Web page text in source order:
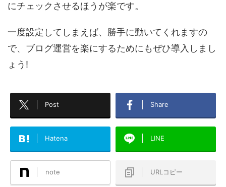
にチェックさせるほうが楽です。
一度設定してしまえば、勝手に動いてくれますの
で、ブログ運営を楽にするためにもぜひ導入しまし
ょう!
Post Share
Hatena LINE
note URLコピー